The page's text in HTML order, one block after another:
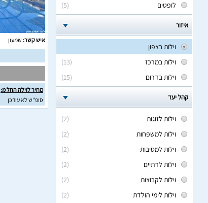
(5)
לופטים
איזור
וילות בצפון
(13)
וילות במרכז
(15)
וילות בדרום
קהל יעד
(2)
וילות לזוגות
(2)
וילות למשפחות
(2)
וילות למסיבות
(2)
וילות לדתיים
(2)
וילות לקבוצות
(2)
וילות לימי הולדת
איש קשר: שמעון
מחיר לוילה החל מ:
סופ"ש לא עודכן